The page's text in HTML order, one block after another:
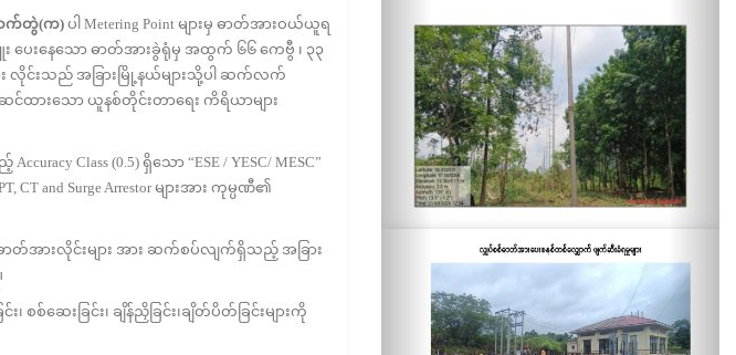
က်တွဲ(က) ပါ Metering Point များမှ ဓာတ်အားဝယ်ယူရ
းနေသော ဓာတ်အားခွဲရုံမှ အထွက် ၆၆ ကေဗွီ ၊ ၃၃
လိုင်းသည် အခြားမြို့နယ်များသို့ပါ ဆက်လက်
းသော ယူနစ်တိုင်းတာရေး ကိရိယာများ
Class (0.5) ရှိသော “ESE / YESC/ MESC”
CT and Surge Arrestor များအား ကုမ္ပဏီ၏
းလိုင်းများ အား ဆက်စပ်လျက်ရှိသည့် အခြား
းခြင်း၊ ချိန်ညှိခြင်း၊ချိတ်ပိတ်ခြင်းများကို